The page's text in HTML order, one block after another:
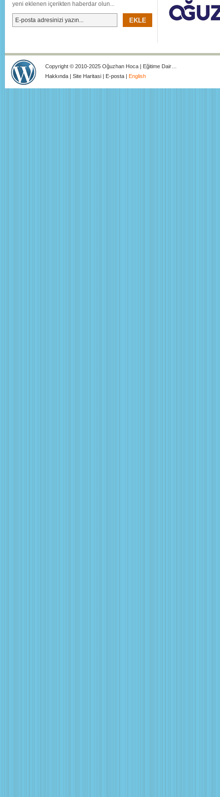
yeni eklenen içerikten haberdar olun...
Copyright © 2010-2025 Oğuzhan Hoca | Eğitime Dair…
Hakkında | Site Haritasi | E-posta | English